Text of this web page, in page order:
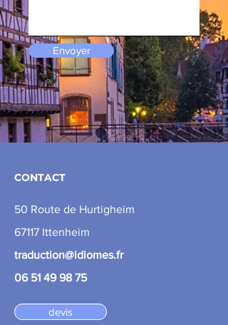
Envoyer
CONTACT
50 Route de Hurtigheim
67117 Ittenheim
traduction@idiomes.fr
06 51 49 98 75
devis